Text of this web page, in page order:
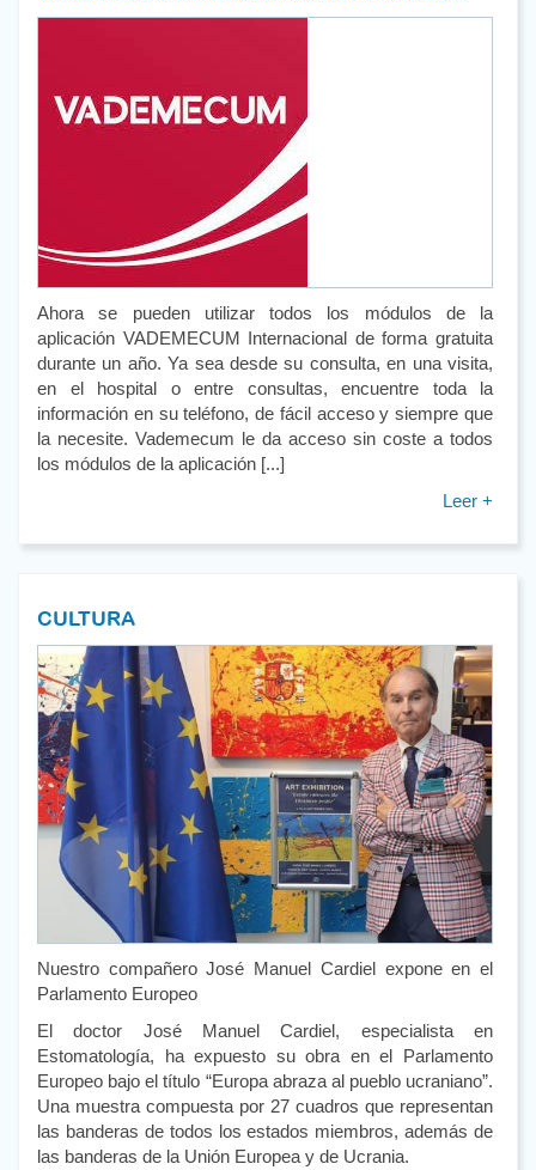
Ahora se pueden utilizar todos los módulos de la
aplicación VADEMECUM Internacional de forma gratuita
durante un año. Ya sea desde su consulta, en una visita,
en el hospital o entre consultas, encuentre toda la
información en su teléfono, de fácil acceso y siempre que
la necesite. Vademecum le da acceso sin coste a todos
los módulos de la aplicación [...]
Leer +
CULTURA
Nuestro compañero José Manuel Cardiel expone en el
Parlamento Europeo
El doctor José Manuel Cardiel, especialista en
Estomatología, ha expuesto su obra en el Parlamento
Europeo bajo el título “Europa abraza al pueblo ucraniano”.
Una muestra compuesta por 27 cuadros que representan
las banderas de todos los estados miembros, además de
las banderas de la Unión Europea y de Ucrania.